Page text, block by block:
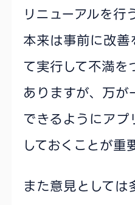
リニューアルを行
本来は事前に改
て実行して不満を
ありますが、万
できるようにア
しておくことが重
また意見としては